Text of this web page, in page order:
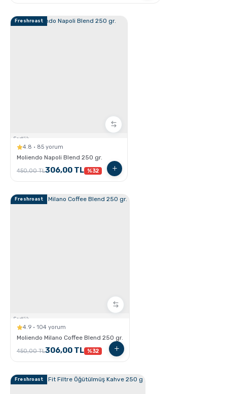
Tumbler
GROSCHE Lil Chill İzoleli Çocuk Su Şişesi
Freshroast
Sertlik:
4.8 · 85 yorum
Moliendo Napoli Blend 250 gr.
450,00 TL306,00 TL %32
Freshroast
Sertlik:
4.9 · 104 yorum
Moliendo Milano Coffee Blend 250 gr.
450,00 TL306,00 TL %32
Freshroast